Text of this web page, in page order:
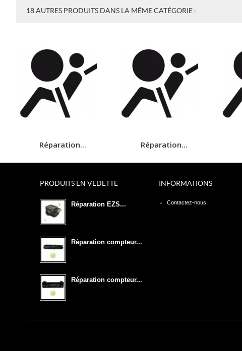
18 AUTRES PRODUITS DANS LA MÊME CATÉGORIE :
Réparation... Réparation...
PRODUITS EN VEDETTE
Réparation EZS...
Réparation compteur...
Réparation compteur...
INFORMATIONS
Contactez-nous